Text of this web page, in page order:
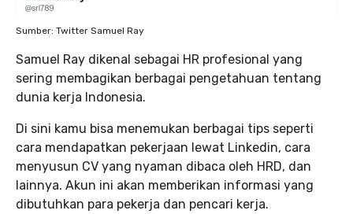
Sumber: Twitter Samuel Ray
Samuel Ray dikenal sebagai HR profesional yang
sering membagikan berbagai pengetahuan tentang
dunia kerja Indonesia.
Di sini kamu bisa menemukan berbagai tips seperti
cara mendapatkan pekerjaan lewat Linkedin, cara
menyusun CV yang nyaman dibaca oleh HRD, dan
lainnya. Akun ini akan memberikan informasi yang
dibutuhkan para pekerja dan pencari kerja.